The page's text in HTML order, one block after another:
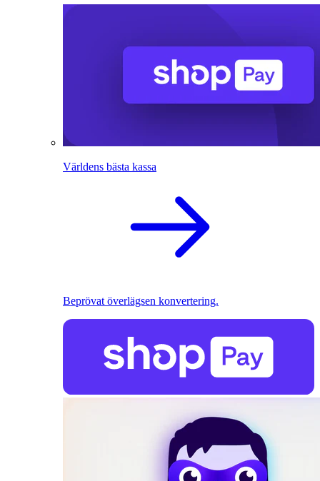
Världens bästa kassa
Beprövat överlägsen konvertering.